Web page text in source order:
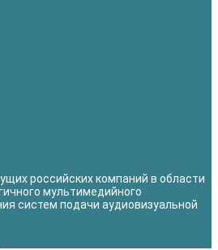
российских компаний в области
мультимедийного
систем подачи аудиовизуальной